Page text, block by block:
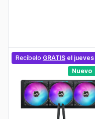
Recíbelo GRATIS el jueves
Nuevo